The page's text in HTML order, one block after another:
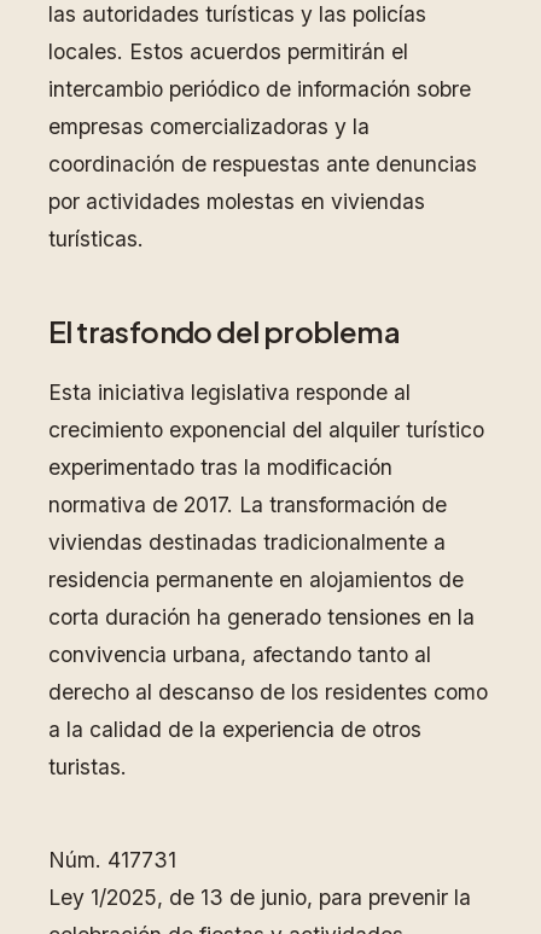
las autoridades turísticas y las policías
locales. Estos acuerdos permitirán el
intercambio periódico de información sobre
empresas comercializadoras y la
coordinación de respuestas ante denuncias
por actividades molestas en viviendas
turísticas.
El trasfondo del problema
Esta iniciativa legislativa responde al
crecimiento exponencial del alquiler turístico
experimentado tras la modificación
normativa de 2017. La transformación de
viviendas destinadas tradicionalmente a
residencia permanente en alojamientos de
corta duración ha generado tensiones en la
convivencia urbana, afectando tanto al
derecho al descanso de los residentes como
a la calidad de la experiencia de otros
turistas.
Núm. 417731
Ley 1/2025, de 13 de junio, para prevenir la